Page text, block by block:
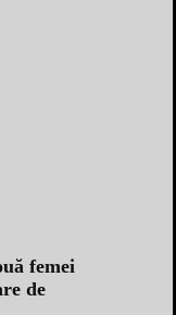
femei
de